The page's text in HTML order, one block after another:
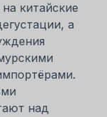
китайские
а
над